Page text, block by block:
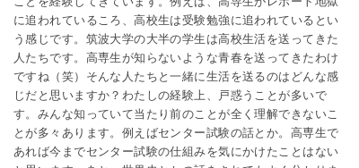
に追われているころ、高校生は受験勉強に追われているとい
う感じです。筑波大学の大半の学生は高校生活を送ってきた
人たちです。高専生が知らないような青春を送ってきたわけ
ですね（笑）そんな人たちと一緒に生活を送るのはどんな感
じだと思いますか？わたしの経験上、戸惑うことが多いで
す。みんな知っていて当たり前のことが全く理解できないこ
とが多々あります。例えばセンター試験の話とか。高専生で
あれば今までセンター試験の仕組みを気にかけたことはない